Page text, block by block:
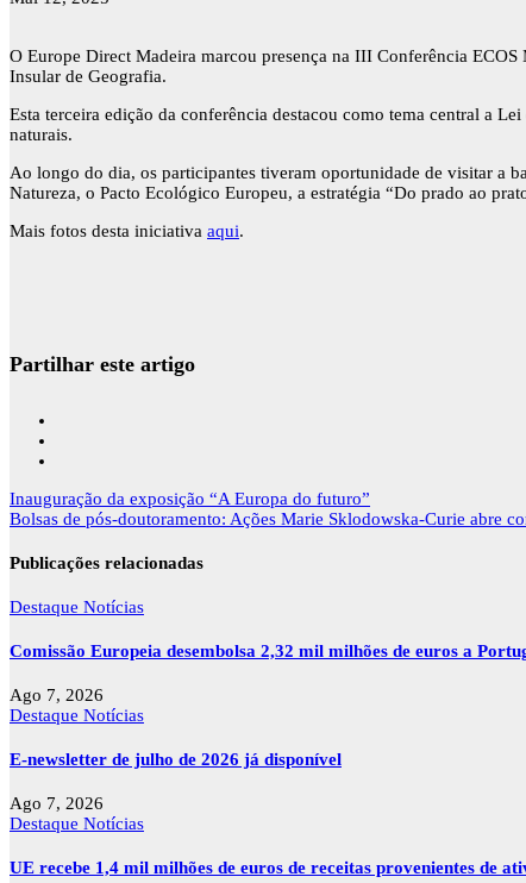
O Europe Direct Madeira marcou presença na III Conferência
Insular de Geografia.
Esta terceira edição da conferência destacou como tema central a
naturais.
Ao longo do dia, os participantes tiveram oportunidade de visitar a
Natureza, o Pacto Ecológico Europeu, a estratégia “Do prado ao
Mais fotos desta iniciativa aqui.
Partilhar este artigo
Navegação
de
Inauguração da exposição “A Europa do futuro”
Bolsas de pós-doutoramento: Ações Marie Sklodowska-Curie abre
Publicações relacionadas
Destaque Notícias
Comissão Europeia desembolsa 2,32 mil milhões de euros a
Ago 7, 2026
Destaque Notícias
E-newsletter de julho de 2026 já disponível
Ago 7, 2026
Destaque Notícias
UE recebe 1,4 mil milhões de euros de receitas provenientes de